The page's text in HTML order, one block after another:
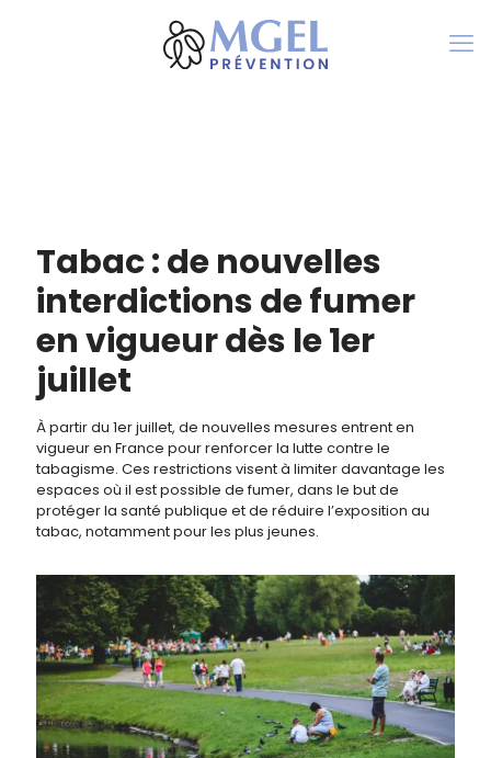
Tabac : de nouvelles
interdictions de fumer
en vigueur dès le 1er
juillet
À partir du 1er juillet, de nouvelles mesures entrent en
vigueur en France pour renforcer la lutte contre le
tabagisme. Ces restrictions visent à limiter davantage les
espaces où il est possible de fumer, dans le but de
protéger la santé publique et de réduire l’exposition au
tabac, notamment pour les plus jeunes.